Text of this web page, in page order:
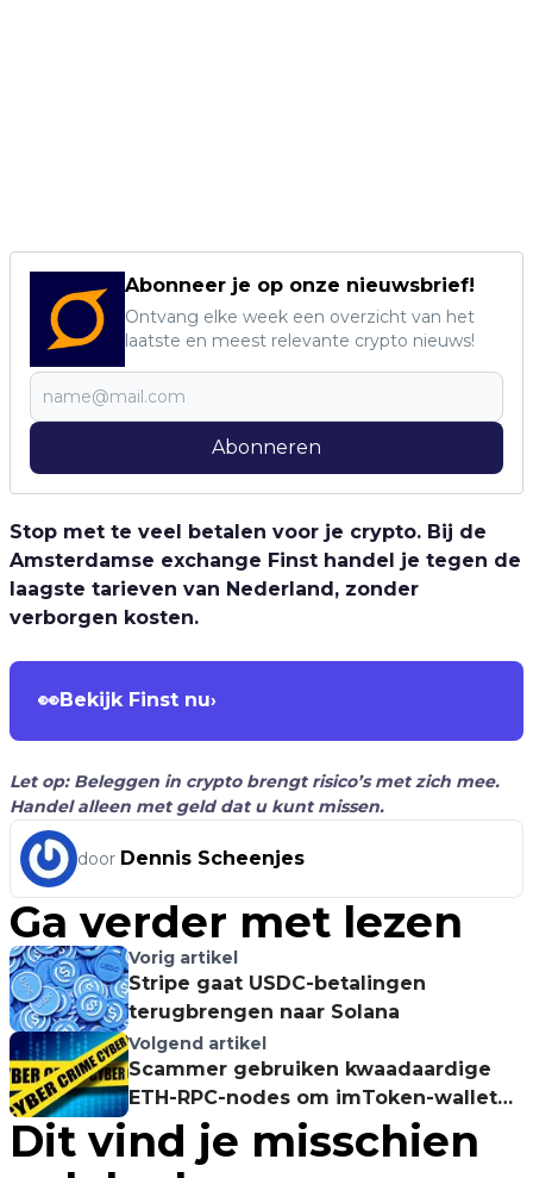
Abonneer je op onze nieuwsbrief!
Ontvang elke week een overzicht van het
laatste en meest relevante crypto nieuws!
Abonneren
Stop met te veel betalen voor je crypto. Bij de
Amsterdamse exchange Finst handel je tegen de
laagste tarieven van Nederland, zonder
verborgen kosten.
👀Bekijk Finst nu›
Let op: Beleggen in crypto brengt risico’s met zich mee.
Handel alleen met geld dat u kunt missen.
door Dennis Scheenjes
Ga verder met lezen
Vorig artikel
Stripe gaat USDC-betalingen
terugbrengen naar Solana
Volgend artikel
Scammer gebruiken kwaadaardige
ETH-RPC-nodes om imToken-wallet
aan te vallen
Dit vind je misschien